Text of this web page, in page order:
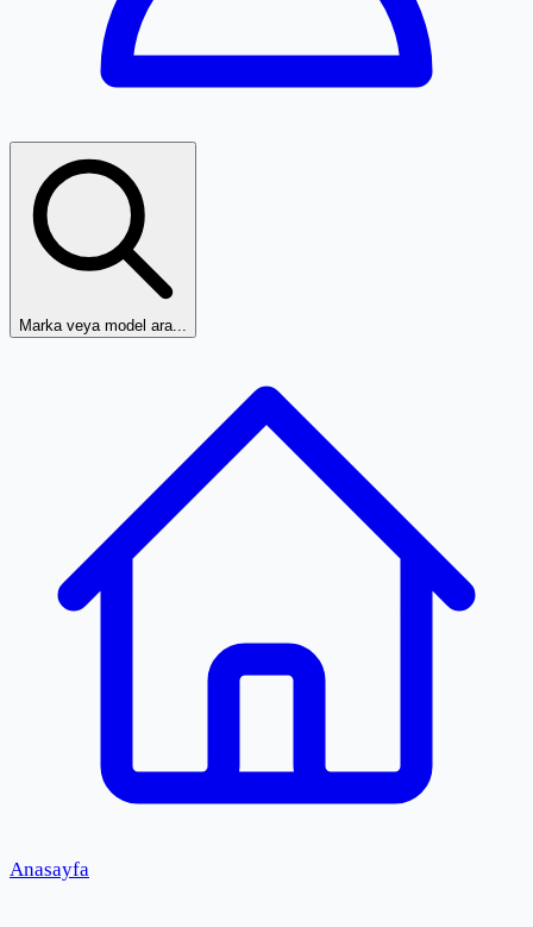
Marka veya model ara...
Anasayfa